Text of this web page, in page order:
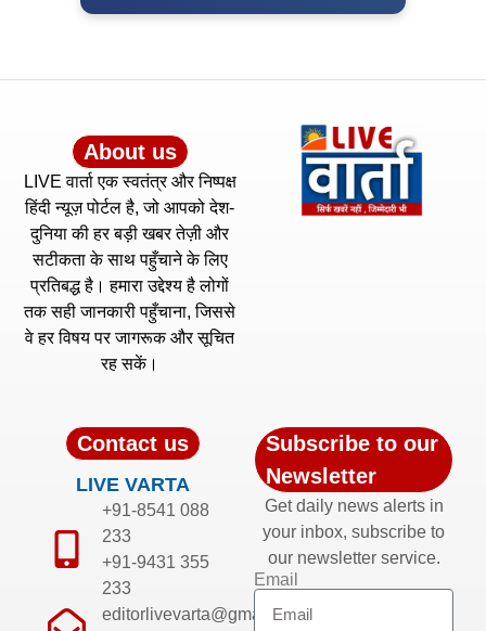
About us
LIVE वार्ता एक स्वतंत्र और निष्पक्ष
हिंदी न्यूज़ पोर्टल है, जो आपको देश-
दुनिया की हर बड़ी खबर तेज़ी और
सटीकता के साथ पहुँचाने के लिए
प्रतिबद्ध है। हमारा उद्देश्य है लोगों
तक सही जानकारी पहुँचाना, जिससे
वे हर विषय पर जागरूक और सूचित
रह सकें।
Contact us
LIVE VARTA
+91-8541 088
233
+91-9431 355
233
editorlivevarta@gmail.com
Subscribe to our
Newsletter
Get daily news alerts in
your inbox, subscribe to
our newsletter service.
Email